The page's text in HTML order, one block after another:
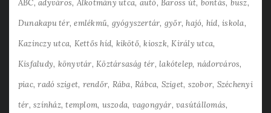
ABC adyváros Alkotmány utca autó Baross út bontás busz
Dunakapu tér emlékmű gyógyszertár győr hajó híd iskola
Kazinczy utca Kettős híd kikötő kioszk Király utca
Kisfaludy könyvtár Köztársaság tér lakótelep nádorváros
piac radó sziget rendőr Rába Rábca Sziget szobor Széchenyi
tér színház templom uszoda vagongyár vasútállomás